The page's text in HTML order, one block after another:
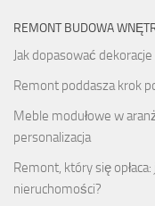
REMONT BUDOWA
Jak dopasować
Remont poddasza krok
Meble modułowe w
personalizacja
Remont, który się
nieruchomości?